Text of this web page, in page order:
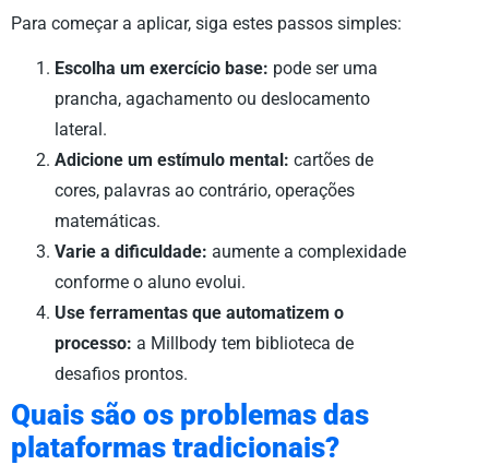
Para começar a aplicar, siga estes passos simples:
Escolha um exercício base: pode ser uma
prancha, agachamento ou deslocamento
lateral.
Adicione um estímulo mental: cartões de
cores, palavras ao contrário, operações
matemáticas.
Varie a dificuldade: aumente a complexidade
conforme o aluno evolui.
Use ferramentas que automatizem o
processo: a Millbody tem biblioteca de
desafios prontos.
Quais são os problemas das
plataformas tradicionais?